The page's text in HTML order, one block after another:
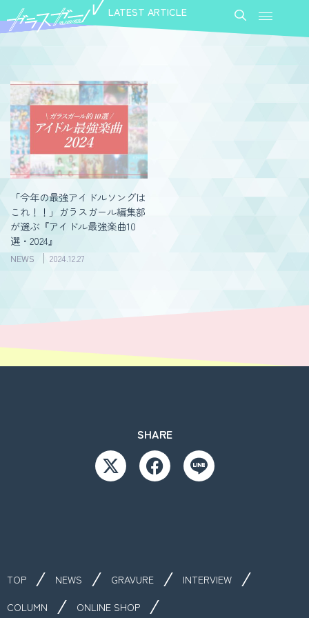
LATEST ARTICLE
「今年の最強アイドルソングは
これ！！」ガラスガール編集部
が選ぶ『アイドル最強楽曲10
選・2024』
NEWS 2024.12.27
SHARE
TOP NEWS GRAVURE
INTERVIEW
COLUMN
ONLINE SHOP